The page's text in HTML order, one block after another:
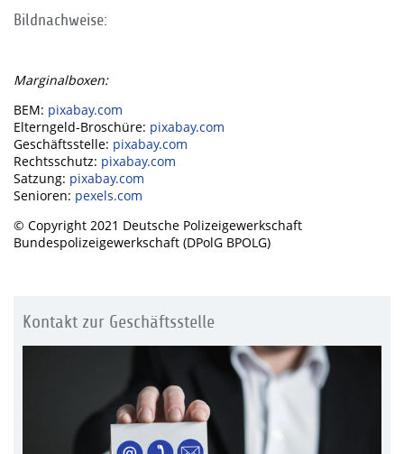
Bildnachweise:
Marginalboxen:
BEM: pixabay.com
Elterngeld-Broschüre: pixabay.com
Geschäftsstelle: pixabay.com
Rechtsschutz: pixabay.com
Satzung: pixabay.com
Senioren: pexels.com
© Copyright 2021 Deutsche Polizeigewerkschaft
Bundespolizeigewerkschaft (DPolG BPOLG)
Kontakt zur Geschäftsstelle